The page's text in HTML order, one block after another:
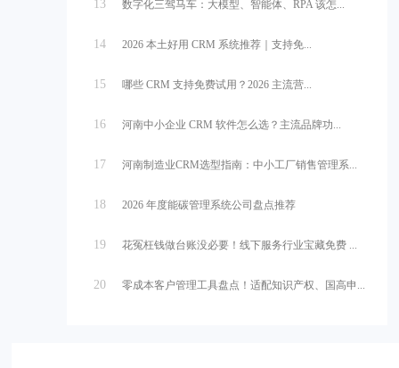
13 数字化三驾马车：大模型、智能体、RPA 该怎...
14 2026 本土好用 CRM 系统推荐｜支持免...
15 哪些 CRM 支持免费试用？2026 主流营...
16 河南中小企业 CRM 软件怎么选？主流品牌功...
17 河南制造业CRM选型指南：中小工厂销售管理系...
18 2026 年度能碳管理系统公司盘点推荐
19 花冤枉钱做台账没必要！线下服务行业宝藏免费 ...
20 零成本客户管理工具盘点！适配知识产权、国高申...